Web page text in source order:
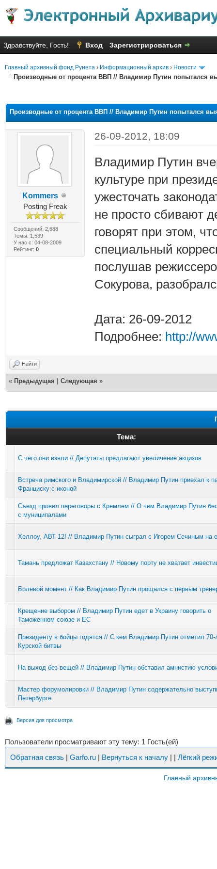
Здравствуйте, Гость! Вход Зарегистрироваться
Главный архивный фонд Рунета › Информационный архив › Новости
Производные от процента ВВП // Владимир Путин попытался
Производные от процента ВВП // Владимир Путин попытался
Kommers
Posting Freak
Сообщений: 2,688
Темы: 1,539
У нас с: 04-08-2009
Рейтинг: 0
26-09-2012, 18:09
Владимир Путин
культуре при
ужесточать
не просто сбивают
говорят при этом,
специальный
послушав
Сокурова,
Дата: 26-09-2012
Подробнее: http://
Найти
« Предыдущая Следующая »
Тема:
С чего они взяли // Депутаты предлагают увеличение акцизов
Встреча римского и Владимирской // Владимир Путин приехал к
Франциску с иконой
Съезд провел переговоры с Кремлем // О чем Владимир Путин
с муниципалами
Хеллоу, АВТ-12! // Владимир Путин сыграл с Игорем Сечиным на
Тамань предложат Казахстану // Новому порту не хватает
Болевой момент // Как Владимир Путин прощался с первым
Крещение выбором // Владимир Путин едет в Украину говорить о
Таможенном союзе и ЕС
Президенту в бойцы годятся // С кем Владимир Путин отметил 70-
Курской битвы
На выход без вещей // Владимир Путин обставил амнистию
Мастер форумолировки // Владимир Путин содержательно
Петербурге
Версия для просмотра
Пользователи просматривают эту тему: 1 Гость(ей)
Обратная связь | Garfo.ru | Вернуться к началу | | Лёгкий
Главный